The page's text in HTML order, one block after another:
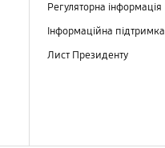
Регуляторна інформація
Інформаційна підтримка
Лист Президенту